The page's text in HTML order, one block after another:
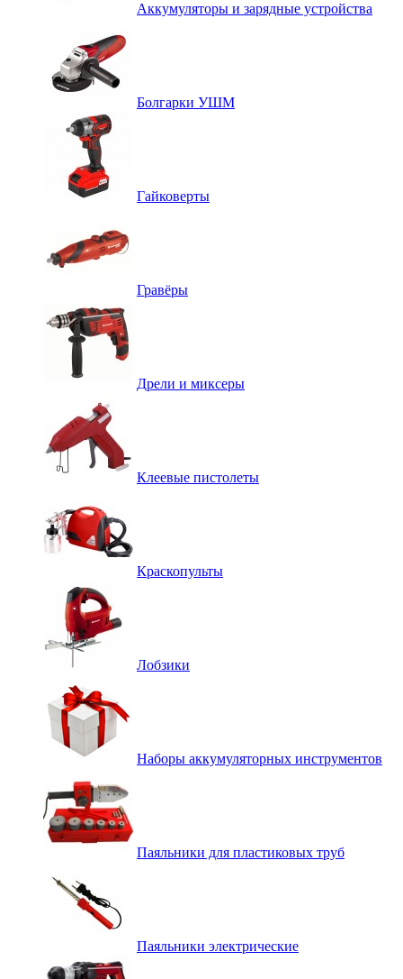
Аккумуляторы и зарядные устройства
Болгарки УШМ
Гайковерты
Гравёры
Дрели и миксеры
Клеевые пистолеты
Краскопульты
Лобзики
Наборы аккумуляторных инструментов
Паяльники для пластиковых труб
Паяльники электрические